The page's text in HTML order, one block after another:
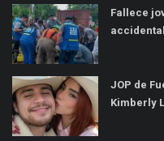
Fallece
JOP de
Kimberly